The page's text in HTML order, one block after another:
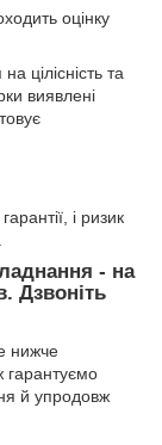
оцінку
цілісність та
виявлені
і ризик
- на
Дзвоніть
нижче
гарантуємо
й упродовж